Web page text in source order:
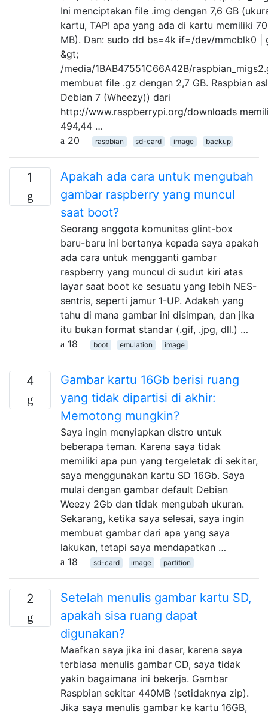
Ini menciptakan file .img dengan 7,6 GB
kartu, TAPI apa yang ada di kartu memiliki
MB). Dan: sudo dd bs=4k if=/dev/mmcblk0 |
&gt;
/media/1BAB47551C66A42B/
membuat file .gz dengan 2,7 GB. Raspbian
Debian 7 (Wheezy)) dari
http://www.raspberrypi.org/downloads
494,44 …
20
raspbian sd-card image backup
1
Apakah ada cara untuk mengubah
gambar raspberry yang muncul
saat boot?
Seorang anggota komunitas glint-box
baru-baru ini bertanya kepada saya apakah
ada cara untuk mengganti gambar
raspberry yang muncul di sudut kiri atas
layar saat boot ke sesuatu yang lebih NES-
sentris, seperti jamur 1-UP. Adakah yang
tahu di mana gambar ini disimpan, dan jika
itu bukan format standar (.gif, .jpg, dll.) …
18
boot emulation image
4
Gambar kartu 16Gb berisi ruang
yang tidak dipartisi di akhir:
Memotong mungkin?
Saya ingin menyiapkan distro untuk
beberapa teman. Karena saya tidak
memiliki apa pun yang tergeletak di sekitar,
saya menggunakan kartu SD 16Gb. Saya
mulai dengan gambar default Debian
Weezy 2Gb dan tidak mengubah ukuran.
Sekarang, ketika saya selesai, saya ingin
membuat gambar dari apa yang saya
lakukan, tetapi saya mendapatkan …
18
sd-card image partition
2
Setelah menulis gambar kartu SD,
apakah sisa ruang dapat
digunakan?
Maafkan saya jika ini dasar, karena saya
terbiasa menulis gambar CD, saya tidak
yakin bagaimana ini bekerja. Gambar
Raspbian sekitar 440MB (setidaknya zip).
Jika saya menulis gambar ke kartu 16GB,